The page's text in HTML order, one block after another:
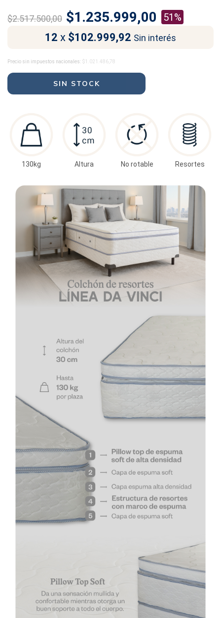
$2.517.500,00 $1.235.999,00 51%
12 x $102.999,92 Sin interés
Precio sin impuestos nacionales: $1.021.486,78
130kg Altura No rotable Resortes